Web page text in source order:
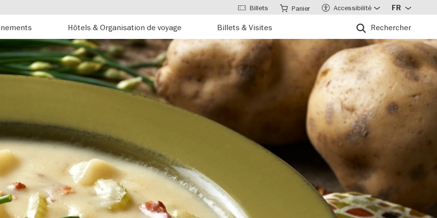
Hôtels & Organisation de voyage Billets & Visites Rechercher
Billets Panier Accessibilité FR